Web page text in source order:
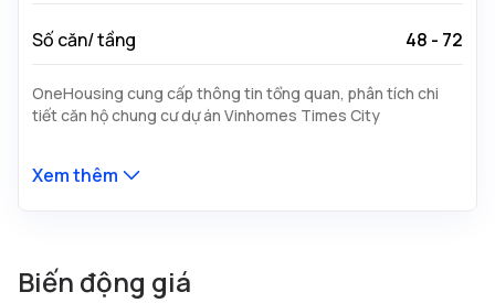
Số căn/ tầng 48 - 72
OneHousing cung cấp thông tin tổng quan, phân tích chi
tiết căn hộ chung cư dự án Vinhomes Times City
Xem thêm
Biến động giá